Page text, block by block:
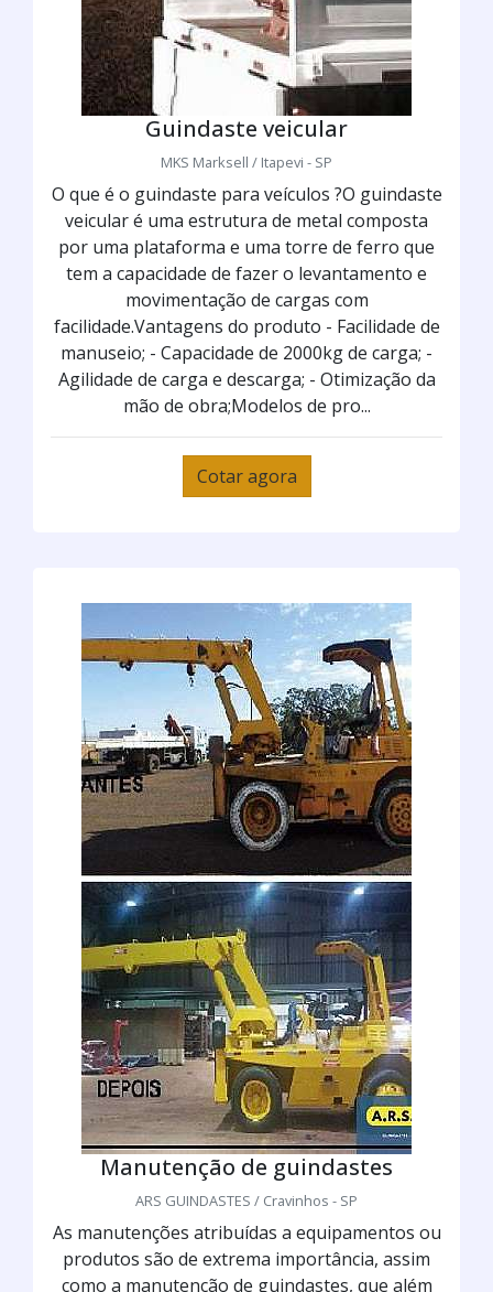
Guindaste veicular
MKS Marksell / Itapevi - SP
O que é o guindaste para veículos ?O guindaste
veicular é uma estrutura de metal composta
por uma plataforma e uma torre de ferro que
tem a capacidade de fazer o levantamento e
movimentação de cargas com
facilidade.Vantagens do produto - Facilidade de
manuseio; - Capacidade de 2000kg de carga; -
Agilidade de carga e descarga; - Otimização da
mão de obra;Modelos de pro...
Cotar agora
Manutenção de guindastes
ARS GUINDASTES / Cravinhos - SP
As manutenções atribuídas a equipamentos ou
produtos são de extrema importância, assim
como a manutenção de guindastes, que além